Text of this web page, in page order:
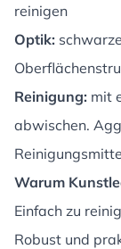
reinigen
Optik:
Reinigung: mit
abwischen.
Warum
Einfach zu
Robust und